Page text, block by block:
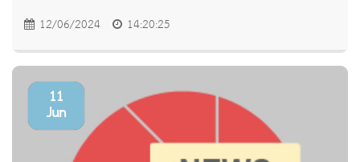
12/06/2024 14:20:25
11
Jun